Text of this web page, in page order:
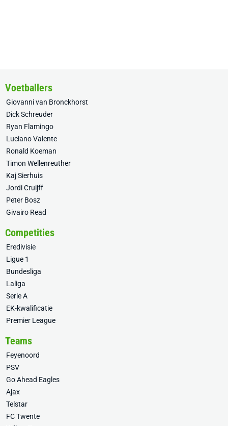
Voetballers
Giovanni van Bronckhorst
Dick Schreuder
Ryan Flamingo
Luciano Valente
Ronald Koeman
Timon Wellenreuther
Kaj Sierhuis
Jordi Cruijff
Peter Bosz
Givairo Read
Competities
Eredivisie
Ligue 1
Bundesliga
Laliga
Serie A
EK-kwalificatie
Premier League
Teams
Feyenoord
PSV
Go Ahead Eagles
Ajax
Telstar
FC Twente